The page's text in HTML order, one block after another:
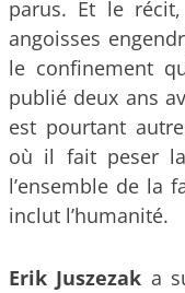
parus. Et le
angoisses
le confinement
publié deux ans
est pourtant
où il fait peser la
l’ensemble de la
inclut l’humanité.
Erik Juszezak a